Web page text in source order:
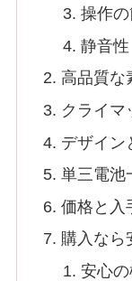
操作の
静音性
高品質な
クライマ
デザイン
単三電池
価格と入
購入なら
安心